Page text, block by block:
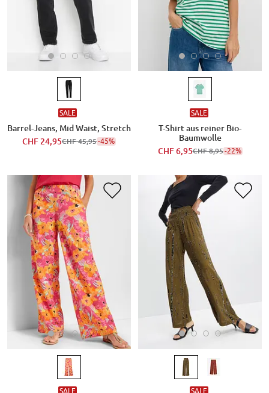
SALE
Barrel-Jeans, Mid Waist, Stretch
CHF 24,95CHF 45,95-45%
SALE
T-Shirt aus reiner Bio-
Baumwolle
CHF 6,95CHF 8,95-22%
SALE SALE